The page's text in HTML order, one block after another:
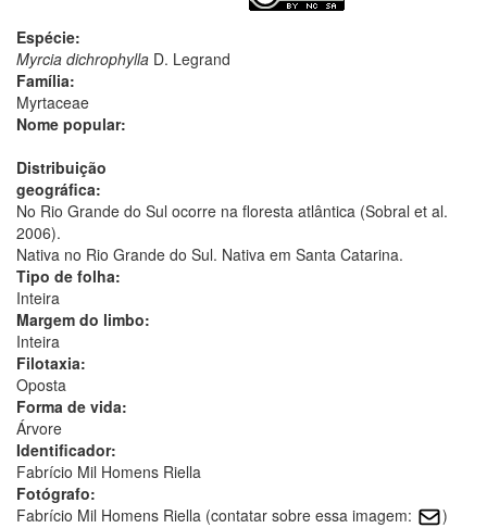
Espécie:
Myrcia dichrophylla D. Legrand
Família:
Myrtaceae
Nome popular:
Distribuição
geográfica:
No Rio Grande do Sul ocorre na floresta atlântica (Sobral et al.
2006).
Nativa no Rio Grande do Sul. Nativa em Santa Catarina.
Tipo de folha:
Inteira
Margem do limbo:
Inteira
Filotaxia:
Oposta
Forma de vida:
Árvore
Identificador:
Fabrício Mil Homens Riella
Fotógrafo:
Fabrício Mil Homens Riella (contatar sobre essa imagem:
)